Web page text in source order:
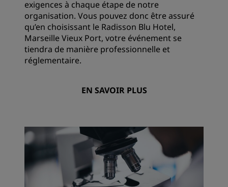
exigences à chaque étape de notre
organisation. Vous pouvez donc être assuré
qu’en choisissant le Radisson Blu Hotel,
Marseille Vieux Port, votre événement se
tiendra de manière professionnelle et
réglementaire.
EN SAVOIR PLUS